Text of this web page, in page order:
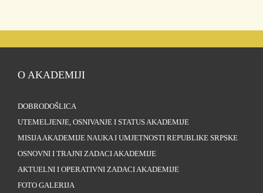
O AKADEMIJI
DOBRODOŠLICA
UTEMELJENJE, OSNIVANJE I STATUS AKADEMIJE
MISIJA AKADEMIJE NAUKA I UMJETNOSTI REPUBLIKE SRPSKE
OSNOVNI I TRAJNI ZADACI AKADEMIJE
AKTUELNI I OPERATIVNI ZADACI AKADEMIJE
FOTO GALERIJA